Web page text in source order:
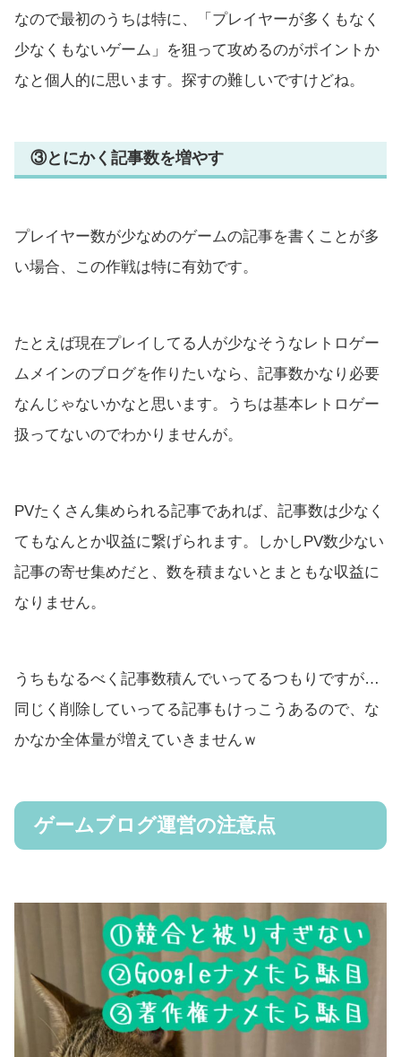
なので最初のうちは特に、「プレイヤーが多くもなく
少なくもないゲーム」を狙って攻めるのがポイントか
なと個人的に思います。探すの難しいですけどね。
③とにかく記事数を増やす
プレイヤー数が少なめのゲームの記事を書くことが多
い場合、この作戦は特に有効です。
たとえば現在プレイしてる人が少なそうなレトロゲー
ムメインのブログを作りたいなら、記事数かなり必要
なんじゃないかなと思います。うちは基本レトロゲー
扱ってないのでわかりませんが。
PVたくさん集められる記事であれば、記事数は少なく
てもなんとか収益に繋げられます。しかしPV数少ない
記事の寄せ集めだと、数を積まないとまともな収益に
なりません。
うちもなるべく記事数積んでいってるつもりですが…
同じく削除していってる記事もけっこうあるので、な
かなか全体量が増えていきませんｗ
ゲームブログ運営の注意点